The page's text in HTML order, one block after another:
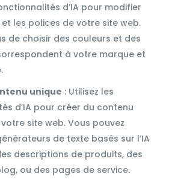
d’IA pour modifier
les polices de votre site web.
de choisir des couleurs et des
à votre marque et
unique : Utilisez les
d’IA pour créer du contenu
site web. Vous pouvez
de texte basés sur l’IA
descriptions de produits, des
ou des pages de service.